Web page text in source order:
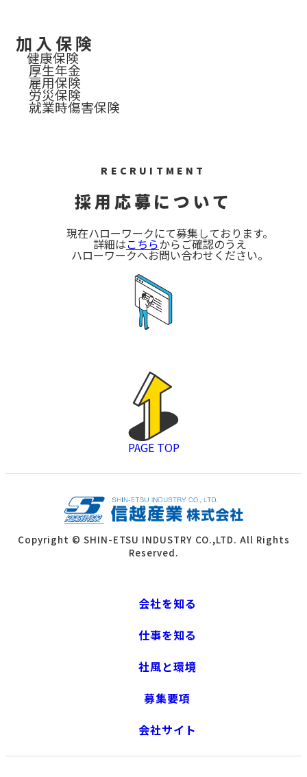
加 入 保 険
健康保険
厚生年金
雇用保険
労災保険
就業時傷害保険
RECRUITMENT
採用応募について
現在ハローワークにて募集しております。
詳細はこちらからご確認のうえ
ハローワークへお問い合わせください。
PAGE TOP
Copyright © SHIN-ETSU INDUSTRY CO.,LTD. All Rights
Reserved.
会社を知る
仕事を知る
社風と環境
募集要項
会社サイト